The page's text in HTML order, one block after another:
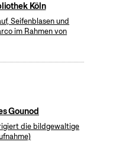
Köln
Seifenblasen und
im Rahmen von
Gounod
die bildgewaltige